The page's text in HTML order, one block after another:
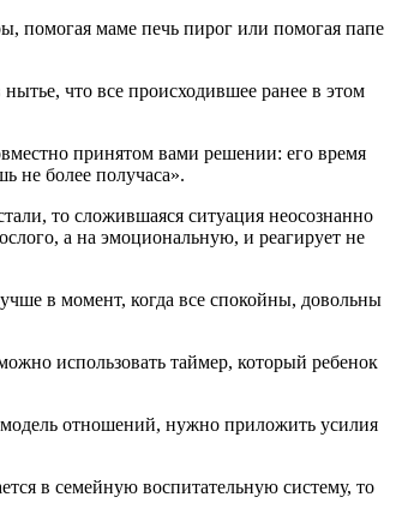
помогая маме печь пирог или помогая папе
что все происходившее ранее в этом
принятом вами решении: его время
не более получаса».
то сложившаяся ситуация неосознанно
а на эмоцио­нальную, и реагирует не
в момент, когда все спокойны, довольны
использовать таймер, кото­рый ребенок
отношений, нужно приложить усилия
в семейную воспи­тательную систему, то